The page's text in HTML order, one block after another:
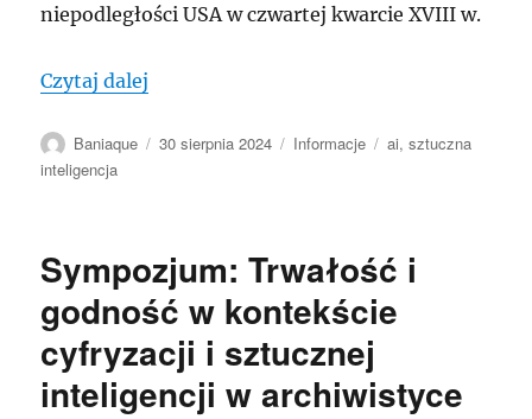
niepodległości USA w czwartej kwarcie XVIII w.
Czytaj dalej
Autor
Baniaque
Data
30 sierpnia 2024 Kategorie
Informacje Tagi
ai,sztuczna
inteligencja
Sympozjum: Trwałość i
godność w kontekście
cyfryzacji i sztucznej
inteligencji w archiwistyce